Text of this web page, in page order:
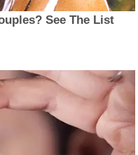
See The List